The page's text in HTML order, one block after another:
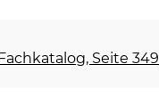
Seite 349